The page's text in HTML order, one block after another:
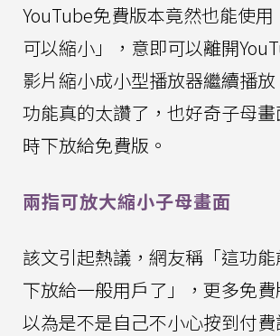
YouTube免費版本竟然也能使
可以縮小」，意即可以離開
影片縮小成小型播放器繼續播
功能真的太讚了，也好奇子母
時下放給免費版。
兩指可放大縮小子母畫面
該文引起熱議，網友稱「這功
下放給一般用戶了」，更多免
以為是不是自己不小心按到付